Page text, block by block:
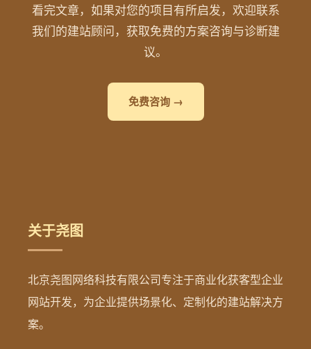
看完文章，如果对您的项目有所启发，欢迎联系
我们的建站顾问，获取免费的方案咨询与诊断建
议。
免费咨询 →
关于尧图
北京尧图网络科技有限公司专注于商业化获客型企业
网站开发，为企业提供场景化、定制化的建站解决方
案。